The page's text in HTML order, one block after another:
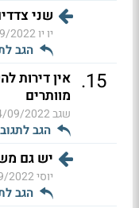
שני
יו יו08:22
הגב
15
. אין דירות
מוותרים
שגב2022 16:30
הגב
יש גם
יוסי19:01
הגב